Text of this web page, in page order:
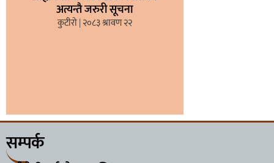
अत्यन्तै जरुरी सूचना
कुटीरो २०८३ श्रावण २२
सम्पर्क